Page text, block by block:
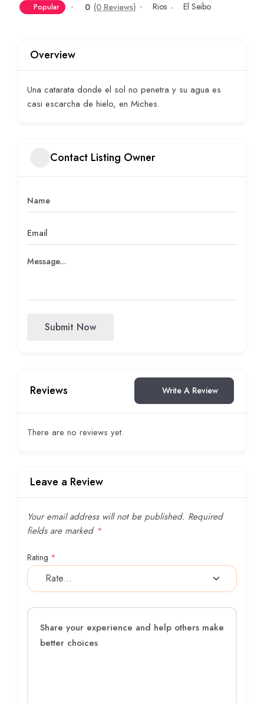
Popular 0 (0 Reviews) Rios El Seibo
Overview
Una catarata donde el sol no penetra y su agua es
casi escarcha de hielo, en Miches.
Contact Listing Owner
Submit Now
Reviews Write A Review
There are no reviews yet.
Leave a Review
Your email address will not be published. Required
fields are marked *
Rating *